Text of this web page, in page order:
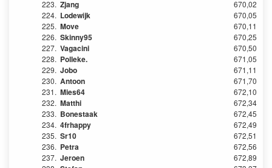
223. Zjang
670,02
224. Lodewijk
670,05
225. Move
670,11
226. Skinny95
670,25
227. Vagacini
670,50
228. Polleke.
671,05
229. Jobo
671,11
230. Antoon
671,70
231. Mies64
672,10
232. Matthi
672,34
233. Bonestaak
672,45
234. 4frhappy
672,49
235. Sr10
672,51
236. Petra
672,56
237. Jeroen
672,89